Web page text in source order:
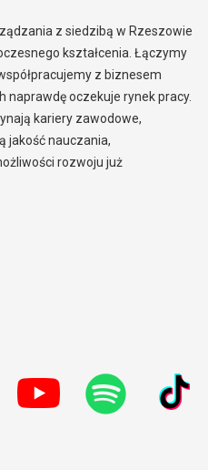
z siedzibą w Rzeszowie
kształcenia. Łączymy
z biznesem
oczekuje rynek pracy.
kariery zawodowe,
jakość nauczania,
rozwoju już